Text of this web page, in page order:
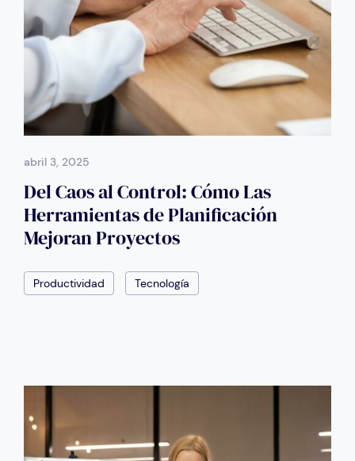
abril 3, 2025
Del Caos al Control: Cómo Las
Herramientas de Planificación
Mejoran Proyectos
Productividad Tecnología